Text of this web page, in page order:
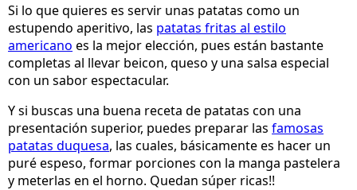
Si lo que quieres es servir unas patatas como un
estupendo aperitivo, las patatas fritas al estilo
americano es la mejor elección, pues están bastante
completas al llevar beicon, queso y una salsa especial
con un sabor espectacular.
Y si buscas una buena receta de patatas con una
presentación superior, puedes preparar las famosas
patatas duquesa, las cuales, básicamente es hacer un
puré espeso, formar porciones con la manga pastelera
y meterlas en el horno. Quedan súper ricas!!